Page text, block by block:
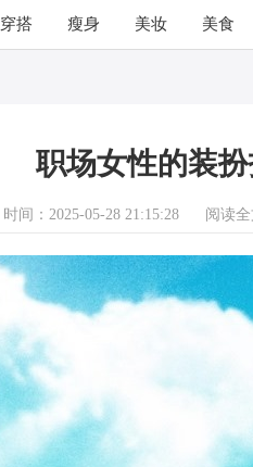
穿搭 瘦身 美妆 美食
职场女性的装
时间：2025-05-28 21:15:28 阅读全